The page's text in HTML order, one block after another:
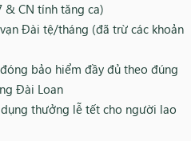
CN tính tăng ca)
Đài tệ/tháng (đã trừ các khoản
bảo hiểm đầy đủ theo đúng
Đài Loan
dụng thưởng lễ tết cho người lao